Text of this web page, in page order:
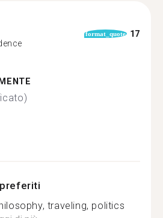
format_quote 17
traveling, politics